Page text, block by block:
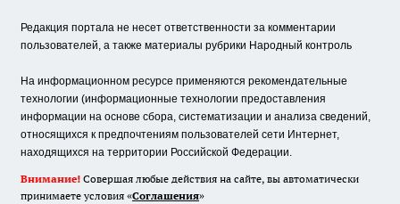
Редакция портала не несет ответственности за комментарии
пользователей, а также материалы рубрики Народный контроль
На информационном ресурсе применяются рекомендательные
технологии (информационные технологии предоставления
информации на основе сбора, систематизации и анализа сведений,
относящихся к предпочтениям пользователей сети Интернет,
находящихся на территории Российской Федерации.
Внимание! Совершая любые действия на сайте, вы автоматически
принимаете условия «Cоглашения»